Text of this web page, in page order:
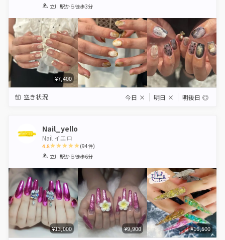
1 2 3 4 5
立川駅から徒歩3分
¥7,400
空き状況 今日 × 明日 × 明後日 ◎
Nail_yello
Nail イエロ
4.8
1 2 3 4 5
(94件)
立川駅から徒歩6分
¥13,000 ¥9,900 ¥16,500